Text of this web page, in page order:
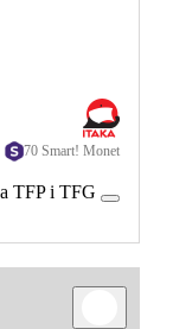
70 Smart! Monet
TFP i TFG